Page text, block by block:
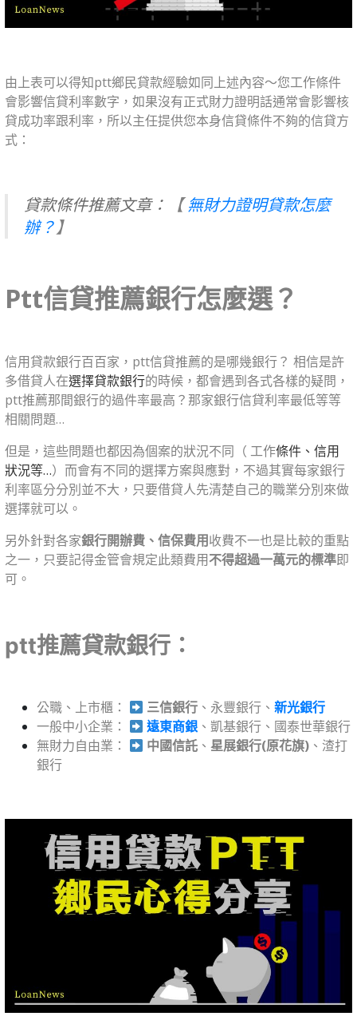
由上表可以得知ptt鄉民貸款經驗如同上述內容～您工作條件
會影響信貸利率數字，如果沒有正式財力證明話通常會影響核
貸成功率跟利率，所以主任提供您本身信貸條件不夠的信貸方
式：
貸款條件推薦文章： 【無財力證明貸款怎麼
辦？】
Ptt信貸推薦銀行怎麼選？
信用貸款銀行百百家，ptt信貸推薦的是哪幾銀行？ 相信是許
多借貸人在選擇貸款銀行的時候，都會遇到各式各樣的疑問，
ptt推薦那間銀行的過件率最高？那家銀行信貸利率最低等等
相關問題…
但是，這些問題也都因為個案的狀況不同（ 工作條件、信用
狀況等…）而會有不同的選擇方案與應對，不過其實每家銀行
利率區分分別並不大，只要借貸人先清楚自己的職業分別來做
選擇就可以。
另外針對各家銀行開辦費、信保費用收費不一也是比較的重點
之一，只要記得金管會規定此類費用不得超過一萬元的標準即
可。
ptt推薦貸款銀行：
公職、上市櫃： 三信銀行 、永豐銀行、新光銀行
一般中小企業：
遠東商銀 、凱基銀行、國泰世華銀行
無財力自由業：
中國信託 、星展銀行(原花旗) 、渣打
銀行